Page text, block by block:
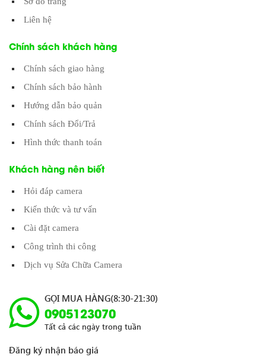
Liên hệ
Chính sách khách hàng
Chính sách giao hàng
Chính sách bảo hành
Hướng dẫn bảo quản
Chính sách Đổi/Trả
Hình thức thanh toán
Khách hàng nên biết
Hỏi đáp camera
Kiến thức và tư vấn
Cài đặt camera
Công trình thi công
Dịch vụ Sửa Chữa Camera
GỌI MUA HÀNG(8:30-21:30)
0905123070
Tất cả các ngày trong tuần
Đăng ký nhận báo giá